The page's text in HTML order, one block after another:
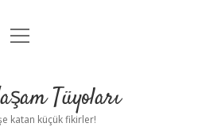
Anasayfa
Uyarı
menüyü
Tüyoları
katan küçük fikirler!